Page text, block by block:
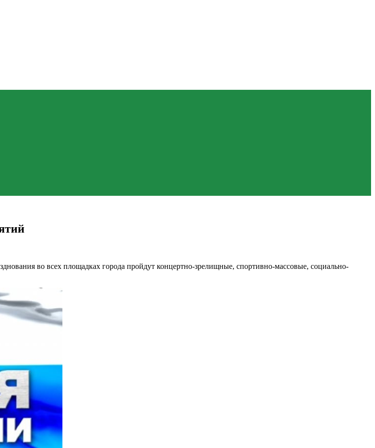
во всех площадках города пройдут концертно-зрелищные, спортивно-массовые, социально-